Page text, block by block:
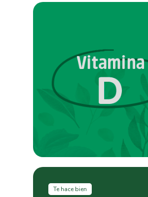
Te hace bien